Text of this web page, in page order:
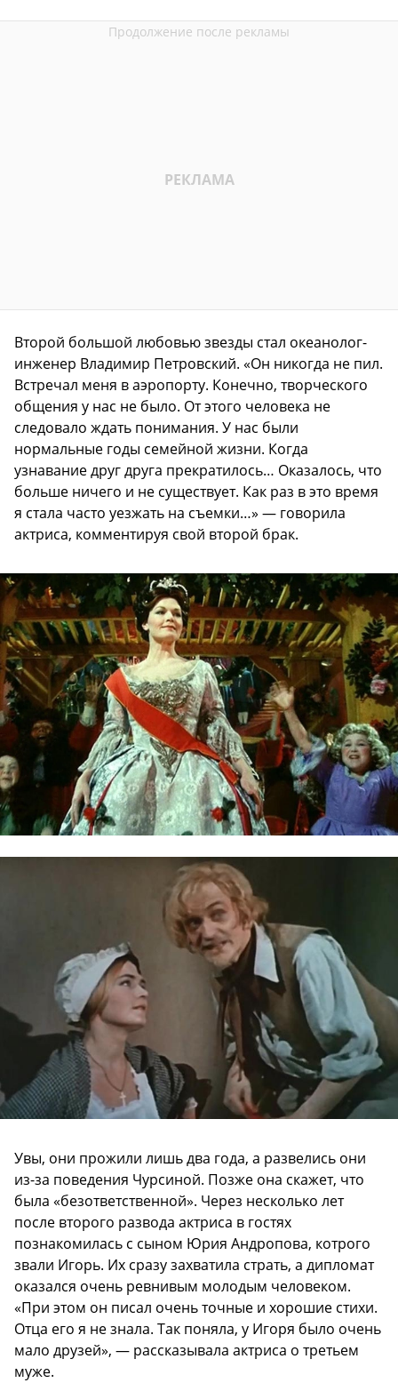
Второй большой любовью звезды стал океанолог-
инженер Владимир Петровский. «Он никогда не пил.
Встречал меня в аэропорту. Конечно, творческого
общения у нас не было. От этого человека не
следовало ждать понимания. У нас были
нормальные годы семейной жизни. Когда
узнавание друг друга прекратилось… Оказалось, что
больше ничего и не существует. Как раз в это время
я стала часто уезжать на съемки…» — говорила
актриса, комментируя свой второй брак.
Увы, они прожили лишь два года, а развелись они
из-за поведения Чурсиной. Позже она скажет, что
была «безответственной». Через несколько лет
после второго развода актриса в гостях
познакомилась с сыном Юрия Андропова, котрого
звали Игорь. Их сразу захватила страть, а дипломат
оказался очень ревнивым молодым человеком.
«При этом он писал очень точные и хорошие стихи.
Отца его я не знала. Так поняла, у Игоря было очень
мало друзей», — рассказывала актриса о третьем
муже.